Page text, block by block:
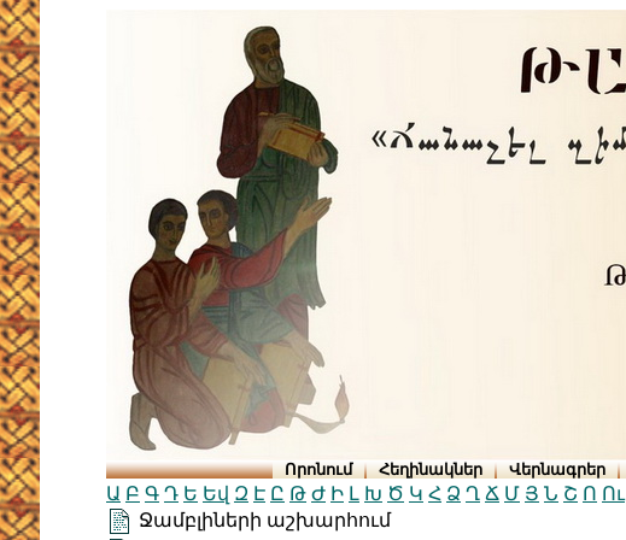
Որոնում Հեղինակներ Վերնագրեր
Ա Բ Գ Դ Ե Եվ Զ Է Ը Թ Ժ Ի Լ Խ Ծ Կ Հ Ձ Ղ Ճ Մ Յ Ն Շ Ո Ու
Ջամբլիների աշխարհում